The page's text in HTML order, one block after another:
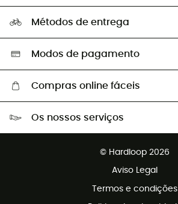
Trocas & Devoluções
Os nossos embaixadores
Seleção eco-responsável
Métodos de entrega
Modos de pagamento
Compras online fáceis
Devoluções gratuitas em 100 dias
Os nossos serviços
© Hardloop 2026
Aviso Legal
Termos e condições